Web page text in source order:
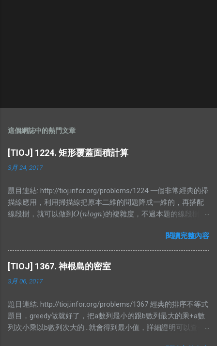
這個網誌中的熱門文章
[TIOJ] 1224. 矩形覆蓋面積計算
3月 24, 2017
題目連結: http://tioj.infor.org/problems/1224 一個非常經典的掃
描線應用，利用掃描線把原本二維的問題降成一維的，再搭配
線段樹，就可以做到 O(nlogn)
O(nlogn)
的複雜度，不過本題的線段樹要
不然我原本是寫讓他存區間和，可是這樣就會再詢問有幾個非
空節點上有困難，所以不妨再存一個值紀錄當前非空節點有幾
個，而顯然當你懶標記值大於0時整段都被覆蓋，所以就是整段
的長度，而沒有整段被覆蓋的時候，那當然就是去看小孩的值
囉，不過仔細想想就會發現區間和根本沒用，所以就砍掉他吧
ALL(x) (x).begin(), (x).end() #define PB push_back typedef long
long lld; typedef pair<int, int> PII; #define FF first #define SS
second const int N = 1000000 + 5; struct bian{ PII pos; int cnt;
閱讀完整內容
[TIOJ] 1367. 神根島的密室
3月 06, 2017
題目連結: http://tioj.infor.org/problems/1367 經典的排序不等式
題目，greedy做就好了，把a數列最小的跟b數列最大的乘+a數
列次小乘以b數列次大的...就會得到最小值，詳細證明可以查一